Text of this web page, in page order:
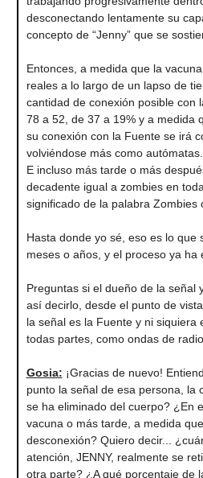
desconectando lentamente su
concepto de “Jenny” que se
Entonces, a medida que la
reales a lo largo de un lapso de
cantidad de conexión posible con
78 a 52, de 37 a 19% y a medida
su conexión con la Fuente se irá
volviéndose más como
E incluso más tarde o más
decadente igual a zombies en
significado de la palabra Zombies
Hasta donde yo sé, eso es lo que
meses o años, y el proceso ya ha
Preguntas si el dueño de la señal
así decirlo, desde el punto de
la señal es la Fuente y ni siquiera
todas partes, como ondas de radio.
Gosia: ¡Gracias de nuevo!
punto la señal de esa persona, la
se ha eliminado del cuerpo? ¿En
vacuna o más tarde, a medida
desconexión? Quiero decir...
atención, JENNY, realmente se
otra parte? ¿A qué porcentaje de